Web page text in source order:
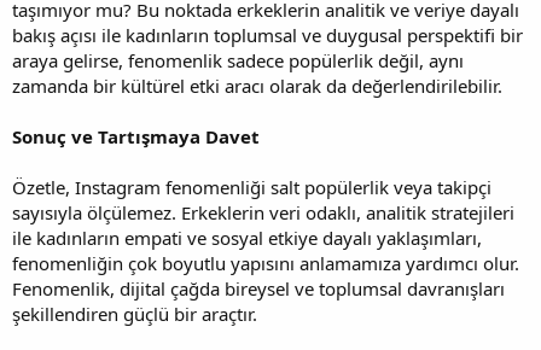
taşımıyor mu? Bu noktada erkeklerin analitik ve veriye dayalı
bakış açısı ile kadınların toplumsal ve duygusal perspektifi bir
araya gelirse, fenomenlik sadece popülerlik değil, aynı
zamanda bir kültürel etki aracı olarak da değerlendirilebilir.
Sonuç ve Tartışmaya Davet
Özetle, Instagram fenomenliği salt popülerlik veya takipçi
sayısıyla ölçülemez. Erkeklerin veri odaklı, analitik stratejileri
ile kadınların empati ve sosyal etkiye dayalı yaklaşımları,
fenomenliğin çok boyutlu yapısını anlamamıza yardımcı olur.
Fenomenlik, dijital çağda bireysel ve toplumsal davranışları
şekillendiren güçlü bir araçtır.